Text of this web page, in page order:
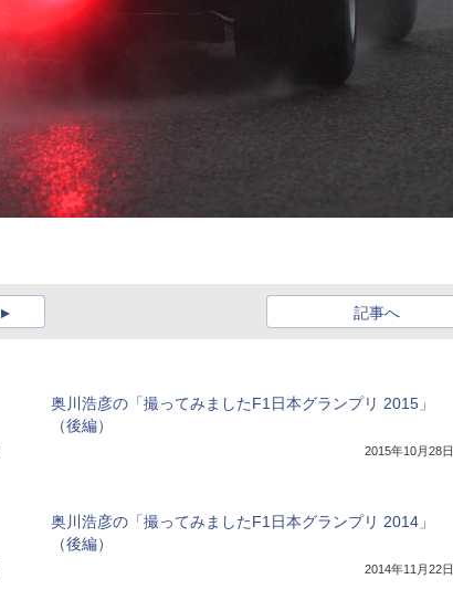
記事へ
奥川浩彦の「撮ってみましたF1日本グランプリ 2015」
（後編）
2015年10月28日
奥川浩彦の「撮ってみましたF1日本グランプリ 2014」
（後編）
2014年11月22日